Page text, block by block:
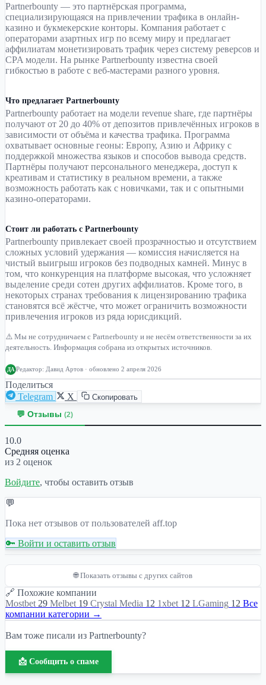
Partnerbounty — это партнёрская программа,
специализирующаяся на привлечении трафика в онлайн-
казино и букмекерские конторы. Компания работает с
операторами азартных игр по всему миру и предлагает
аффилиатам монетизировать трафик через систему реверсов и
CPA модели. На рынке Partnerbounty известна своей
гибкостью в работе с веб-мастерами разного уровня.
Что предлагает Partnerbounty
Partnerbounty работает на модели revenue share, где партнёры
получают от 20 до 40% от депозитов привлечённых игроков в
зависимости от объёма и качества трафика. Программа
охватывает основные геоны: Европу, Азию и Африку с
поддержкой множества языков и способов вывода средств.
Партнёры получают персонального менеджера, доступ к
креативам и статистику в реальном времени, а также
возможность работать как с новичками, так и с опытными
казино-операторами.
Стоит ли работать с Partnerbounty
Partnerbounty привлекает своей прозрачностью и отсутствием
сложных условий удержания — комиссия начисляется на
чистый выигрыш игроков без подводных камней. Минус в
том, что конкуренция на платформе высокая, что усложняет
выделение среди сотен других аффилиатов. Кроме того, в
некоторых странах требования к лицензированию трафика
становятся всё жёстче, что может ограничить возможности
привлечения игроков из ряда юрисдикций.
⚠️ Мы не сотрудничаем с Partnerbounty и не несём ответственности за их
деятельность. Информация собрана из открытых источников.
ДА Редактор: Давид Артов · обновлено 2 апреля 2026
Поделиться
Telegram
X Скопировать
💬 Отзывы (2)
10.0
Средняя оценка
из 2 оценок
Войдите, чтобы оставить отзыв
💬
Пока нет отзывов от пользователей aff.top
🔑 Войти и оставить отзыв
🌐 Показать отзывы с других сайтов
🔗 Похожие компании
Mostbet 29 Melbet 19 Crystal Media 12 1xbet 12 LGaming 12 Все
компании категории →
Вам тоже писали из Partnerbounty?
📩 Сообщить о спаме